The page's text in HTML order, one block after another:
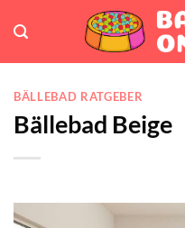
Inhalt
springen
BÄLLEBAD RATGEBER
Bällebad Beige